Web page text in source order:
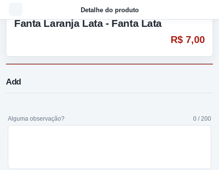
Detalhe do produto
Fanta Laranja Lata - Fanta Lata
R$ 7,00
Add
Alguma observação? 0 / 200